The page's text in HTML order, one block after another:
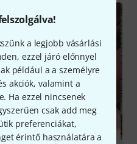
a legjobb vásárlási
ezzel járó előnnyel
például a a személyre
akciók, valamint a
Ha ezzel nincsenek
csak add meg
preferenciákat,
érintő használatára a